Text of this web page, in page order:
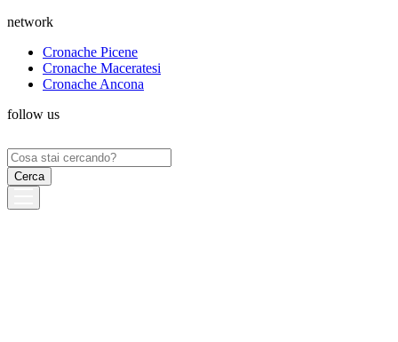
network
Cronache Picene
Cronache Maceratesi
Cronache Ancona
follow us
Ricerca
per: